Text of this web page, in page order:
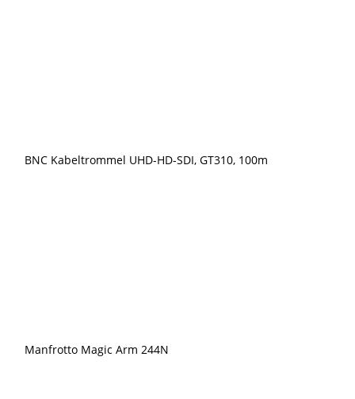
BNC Kabeltrommel UHD-HD-SDI, GT310, 100m
Manfrotto Magic Arm 244N